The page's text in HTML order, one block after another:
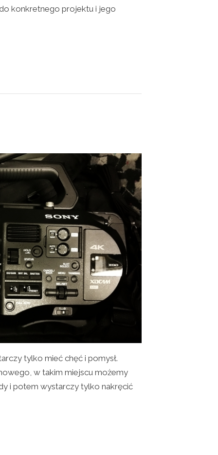
konkretnego projektu i jego
tylko mieć chęć i pomysł.
w takim miejscu możemy
i potem wystarczy tylko nakręcić